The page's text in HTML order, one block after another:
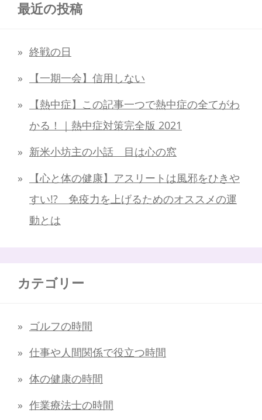
最近の投稿
終戦の日
【一期一会】信用しない
【熱中症】この記事一つで熱中症の全てがわ
かる！｜熱中症対策完全版 2021
新米小坊主の小話 目は心の窓
【心と体の健康】アスリートは風邪をひきや
すい!? 免疫力を上げるためのオススメの運
動とは
カテゴリー
ゴルフの時間
仕事や人間関係で役立つ時間
体の健康の時間
作業療法士の時間